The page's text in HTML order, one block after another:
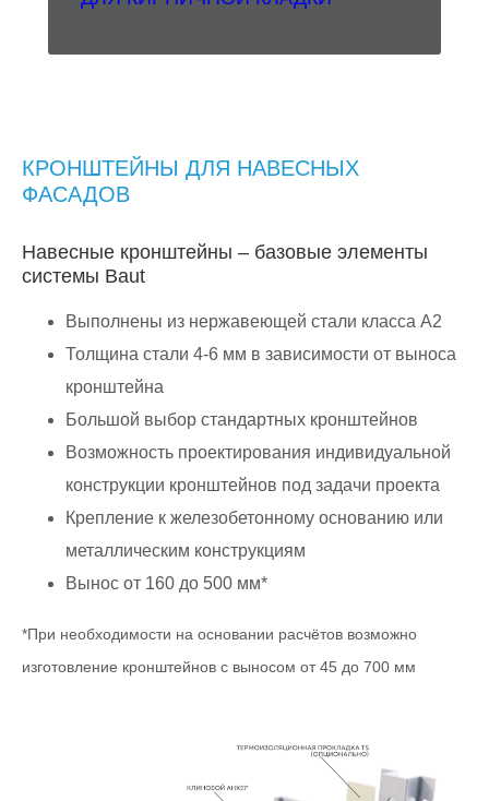
КРОНШТЕЙНЫ ДЛЯ НАВЕСНЫХ
ФАСАДОВ
Навесные кронштейны – базовые элементы
системы Baut
Выполнены из нержавеющей стали класса A2
Толщина стали 4-6 мм в зависимости от выноса
кронштейна
Большой выбор стандартных кронштейнов
Возможность проектирования индивидуальной
конструкции кронштейнов под задачи проекта
Крепление к железобетонному основанию или
металлическим конструкциям
Вынос от 160 до 500 мм*
*При необходимости на основании расчётов возможно
изготовление кронштейнов с выносом от 45 до 700 мм